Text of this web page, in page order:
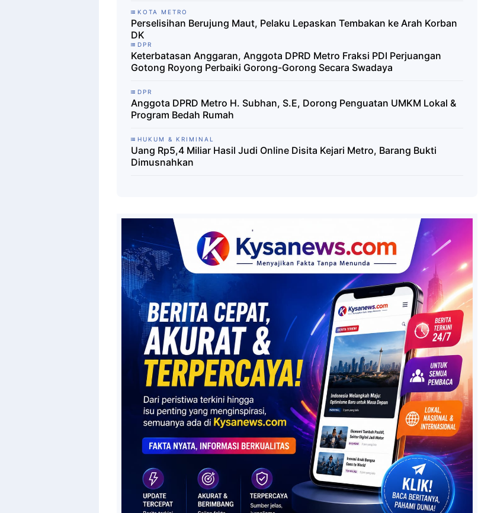
KOTA METRO
Perselisihan Berujung Maut, Pelaku Lepaskan Tembakan ke Arah Korban
DK
DPR
Keterbatasan Anggaran, Anggota DPRD Metro Fraksi PDI Perjuangan
Gotong Royong Perbaiki Gorong-Gorong Secara Swadaya
DPR
‎Anggota DPRD Metro H. Subhan, S.E, Dorong Penguatan UMKM Lokal &
Program Bedah Rumah
HUKUM & KRIMINAL
Uang Rp5,4 Miliar Hasil Judi Online Disita Kejari Metro, Barang Bukti
Dimusnahkan